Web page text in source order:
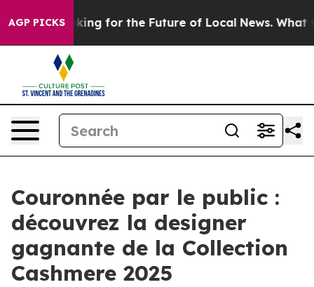
AGP PICKS
Looking for the Future of Local News. What she
Couronnée par le public :
découvrez la designer
gagnante de la Collection
Cashmere 2025